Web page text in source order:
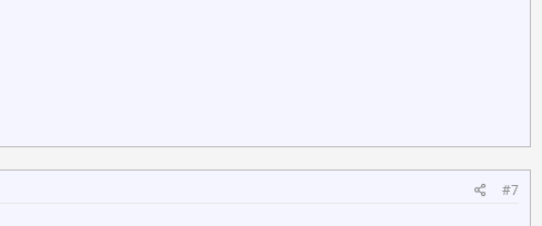
#7